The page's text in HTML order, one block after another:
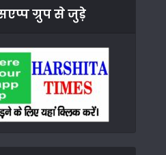
ग्रुप से जुड़े